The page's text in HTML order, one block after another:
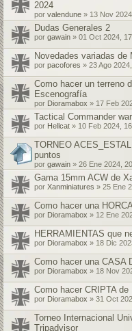
2024
por valendune » 13 Nov
Dudas Generales 2
por gawain » 01 Oct 2024,
Novedades variadas de
por pacofores » 23 Ago
Como hacer un terreno
Escenografía
por Dioramabox » 17 Feb
Tactical Commander
por Hellcat » 10 Feb 2024,
TORNEO
puntos
por gawain » 26 Ene 2024,
Gama 15mm ACW de
por Xanminiatures » 25 Ene
Como hacer una HORCA
por Dioramabox » 12 Ene
HERRAMIENTAS que
por Dioramabox » 18 Dic
Como hacer una CASA
por Dioramabox » 18 Nov
Como hacer CRIPTA
por Dioramabox » 31 Oct
Torneo Internacional
Tripadvisor